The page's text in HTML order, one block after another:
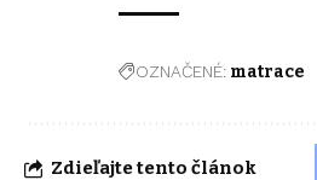
OZNAČENÉ: matrace
Zdieľajte tento článok